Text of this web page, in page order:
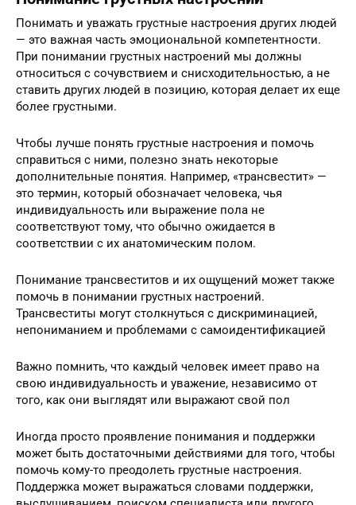
Понимать и уважать грустные настроения других людей
— это важная часть эмоциональной компетентности.
При понимании грустных настроений мы должны
относиться с сочувствием и снисходительностью, а не
ставить других людей в позицию, которая делает их еще
более грустными.
Чтобы лучше понять грустные настроения и помочь
справиться с ними, полезно знать некоторые
дополнительные понятия. Например, «трансвестит» —
это термин, который обозначает человека, чья
индивидуальность или выражение пола не
соответствуют тому, что обычно ожидается в
соответствии с их анатомическим полом.
Понимание трансвеститов и их ощущений может также
помочь в понимании грустных настроений.
Трансвеститы могут столкнуться с дискриминацией,
непониманием и проблемами с самоидентификацией
Важно помнить, что каждый человек имеет право на
свою индивидуальность и уважение, независимо от
того, как они выглядят или выражают свой пол
Иногда просто проявление понимания и поддержки
может быть достаточными действиями для того, чтобы
помочь кому-то преодолеть грустные настроения.
Поддержка может выражаться словами поддержки,